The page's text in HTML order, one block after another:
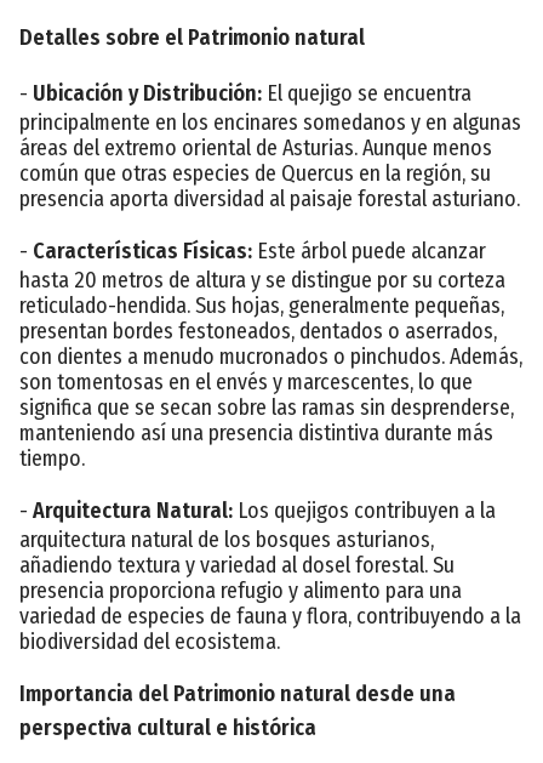
Detalles sobre el Patrimonio natural
- Ubicación y Distribución: El quejigo se encuentra
principalmente en los encinares somedanos y en algunas
áreas del extremo oriental de Asturias. Aunque menos
común que otras especies de Quercus en la región, su
presencia aporta diversidad al paisaje forestal asturiano.
- Características Físicas: Este árbol puede alcanzar
hasta 20 metros de altura y se distingue por su corteza
reticulado-hendida. Sus hojas, generalmente pequeñas,
presentan bordes festoneados, dentados o aserrados,
con dientes a menudo mucronados o pinchudos. Además,
son tomentosas en el envés y marcescentes, lo que
significa que se secan sobre las ramas sin desprenderse,
manteniendo así una presencia distintiva durante más
tiempo.
- Arquitectura Natural: Los quejigos contribuyen a la
arquitectura natural de los bosques asturianos,
añadiendo textura y variedad al dosel forestal. Su
presencia proporciona refugio y alimento para una
variedad de especies de fauna y flora, contribuyendo a la
biodiversidad del ecosistema.
Importancia del Patrimonio natural desde una
perspectiva cultural e histórica